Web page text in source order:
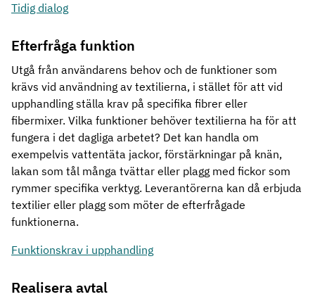
Tidig dialog
Efterfråga funktion
Utgå från användarens behov och de funktioner som
krävs vid användning av textilierna, i stället för att vid
upphandling ställa krav på specifika fibrer eller
fibermixer. Vilka funktioner behöver textilierna ha för att
fungera i det dagliga arbetet? Det kan handla om
exempelvis vattentäta jackor, förstärkningar på knän,
lakan som tål många tvättar eller plagg med fickor som
rymmer specifika verktyg. Leverantörerna kan då erbjuda
textilier eller plagg som möter de efterfrågade
funktionerna.
Funktionskrav i upphandling
Realisera avtal